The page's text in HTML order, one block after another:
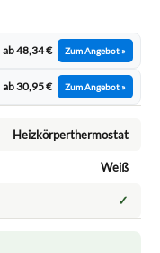
ab 48,34 € Zum Angebot »
ab 30,95 € Zum Angebot »
Heizkörperthermostat
Weiß
✓